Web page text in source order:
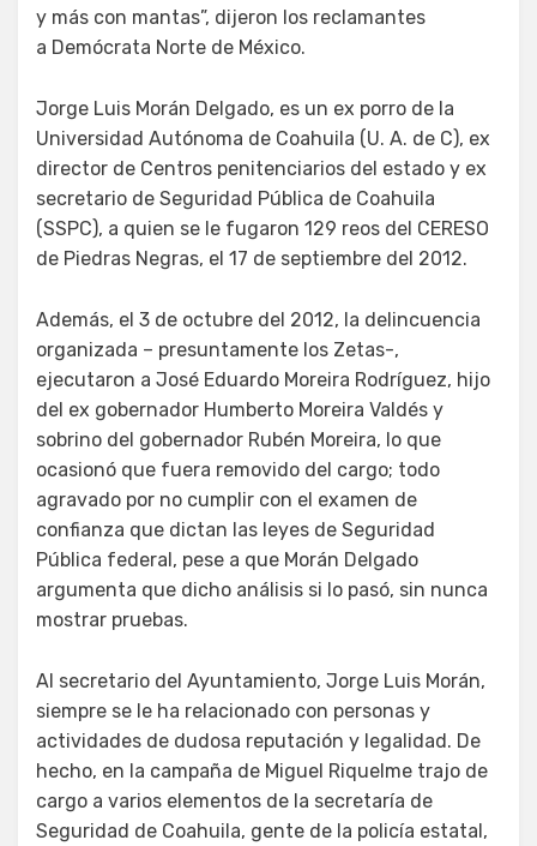
y más con mantas”, dijeron los reclamantes
a Demócrata Norte de México.
Jorge Luis Morán Delgado, es un ex porro de la
Universidad Autónoma de Coahuila (U. A. de C), ex
director de Centros penitenciarios del estado y ex
secretario de Seguridad Pública de Coahuila
(SSPC), a quien se le fugaron 129 reos del CERESO
de Piedras Negras, el 17 de septiembre del 2012.
Además, el 3 de octubre del 2012, la delincuencia
organizada – presuntamente los Zetas-,
ejecutaron a José Eduardo Moreira Rodríguez, hijo
del ex gobernador Humberto Moreira Valdés y
sobrino del gobernador Rubén Moreira, lo que
ocasionó que fuera removido del cargo; todo
agravado por no cumplir con el examen de
confianza que dictan las leyes de Seguridad
Pública federal, pese a que Morán Delgado
argumenta que dicho análisis si lo pasó, sin nunca
mostrar pruebas.
Al secretario del Ayuntamiento, Jorge Luis Morán,
siempre se le ha relacionado con personas y
actividades de dudosa reputación y legalidad. De
hecho, en la campaña de Miguel Riquelme trajo de
cargo a varios elementos de la secretaría de
Seguridad de Coahuila, gente de la policía estatal,